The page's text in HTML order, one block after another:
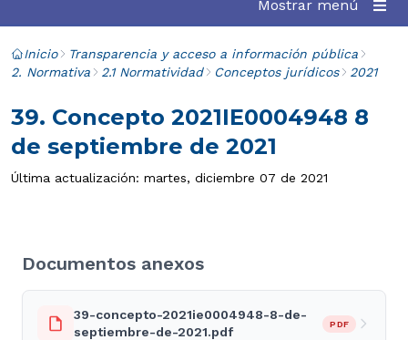
Mostrar menú
Inicio
Transparencia y acceso a información pública
2. Normativa
2.1 Normatividad Conceptos jurídicos 2021
39. Concepto 2021IE0004948 8
de septiembre de 2021
Última actualización: martes, diciembre 07 de 2021
Documentos anexos
39-concepto-2021ie0004948-8-de-
septiembre-de-2021.pdf
PDF